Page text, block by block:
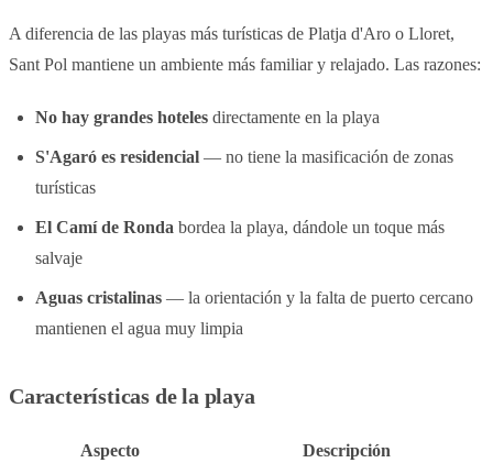
A diferencia de las playas más turísticas de Platja d'Aro o Lloret,
Sant Pol mantiene un ambiente más familiar y relajado. Las razones:
No hay grandes hoteles directamente en la playa
S'Agaró es residencial — no tiene la masificación de zonas
turísticas
El Camí de Ronda bordea la playa, dándole un toque más
salvaje
Aguas cristalinas — la orientación y la falta de puerto cercano
mantienen el agua muy limpia
Características de la playa
Aspecto
Descripción